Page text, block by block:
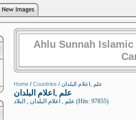
Ahlu Sunnah
Home / Countries / علم ,اعلام البلدان
علم ,اعلام البلدان
علم , اعلام البلدان , البلاد (Hits: 97855)